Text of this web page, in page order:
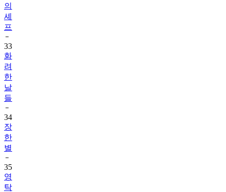
의
셰
프
33
화
려
한
날
들
34
장
한
별
35
영
탁